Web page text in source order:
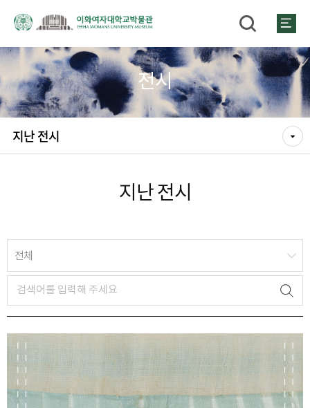
전시
지난 전시
지난 전시
전체